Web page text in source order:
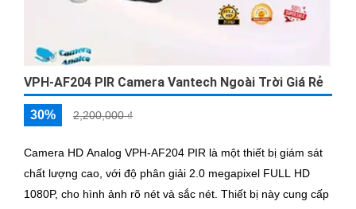
VPH-AF204 PIR Camera Vantech Ngoài Trời Giá Rẻ
30% 2,200,000 ₫
Camera HD Analog VPH-AF204 PIR là một thiết bị giám sát
chất lượng cao, với độ phân giải 2.0 megapixel FULL HD
1080P, cho hình ảnh rõ nét và sắc nét. Thiết bị này cung cấp